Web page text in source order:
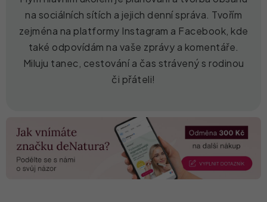
na sociálních sítích a jejich denní správa. Tvořím
zejména na platformy Instagram a Facebook, kde
také odpovídám na vaše zprávy a komentáře.
Miluju tanec, cestování a čas strávený s rodinou
či přáteli!